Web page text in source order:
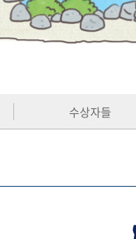
수상자들